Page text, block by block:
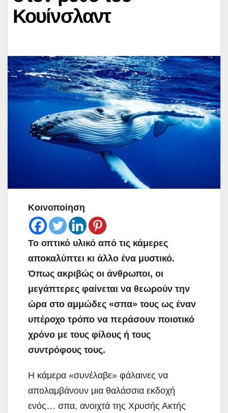
Κουίνσλαντ
Κοινοποίηση
Το οπτικό υλικό από τις κάμερες
αποκαλύπτει κι άλλο ένα μυστικό.
Όπως ακριβώς οι άνθρωποι, οι
μεγάπτερες φαίνεται να θεωρούν την
ώρα στο αμμώδες «σπα» τους ως έναν
υπέροχο τρόπο να περάσουν ποιοτικό
χρόνο με τους φίλους ή τους
συντρόφους τους.
H κάμερα «συνέλαβε» φάλαινες να
απολαμβάνουν μια θαλάσσια εκδοχή
ενός… σπα, ανοιχτά της Χρυσής Ακτής